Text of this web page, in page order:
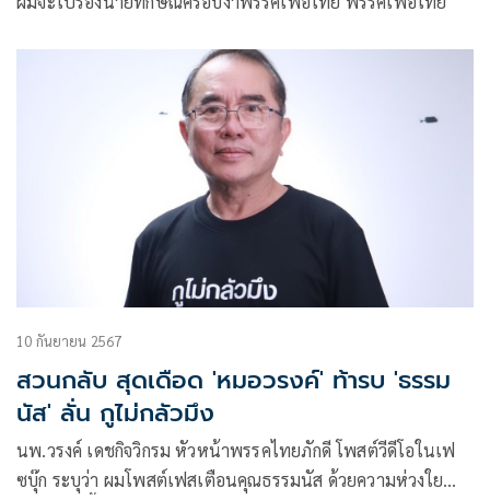
10 กันยายน 2567
สวนกลับ สุดเดือด 'หมอวรงค์' ท้ารบ 'ธรรม
นัส' ลั่น กูไม่กลัวมึง
นพ.วรงค์ เดชกิจวิกรม หัวหน้าพรรคไทยภักดี โพสต์วีดีโอในเฟ
ซบุ๊ก ระบุว่า ผมโพสต์เฟสเตือนคุณธรรมนัส ด้วยความห่วงใย